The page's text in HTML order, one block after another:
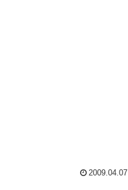
2009.04.07